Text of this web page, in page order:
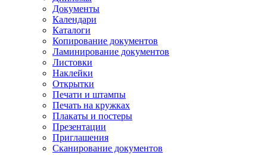
Документы
Календари
Каталоги
Копирование документов
Ламинирование документов
Листовки
Наклейки
Открытки
Печати и штампы
Печать на кружках
Плакаты и постеры
Презентации
Приглашения
Сканирование документов